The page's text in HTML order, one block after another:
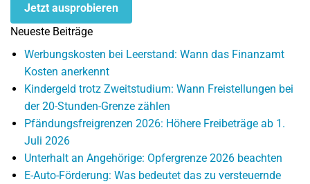
Jetzt ausprobieren
Neueste Beiträge
Werbungskosten bei Leerstand: Wann das Finanzamt
Kosten anerkennt
Kindergeld trotz Zweitstudium: Wann Freistellungen bei
der 20-Stunden-Grenze zählen
Pfändungsfreigrenzen 2026: Höhere Freibeträge ab 1.
Juli 2026
Unterhalt an Angehörige: Opfergrenze 2026 beachten
E-Auto-Förderung: Was bedeutet das zu versteuernde